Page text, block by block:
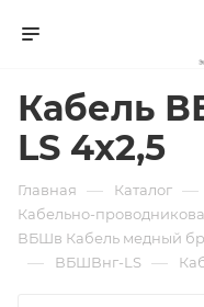
Кабель
LS 4х2,5
Главная — Каталог —
Кабельно-
ВБШв Кабель медный
— ВБШВнг-LS —